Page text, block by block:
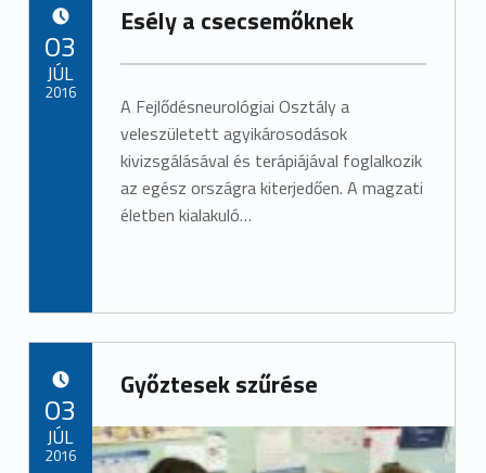
Esély a csecsemőknek
A Fejlődésneurológiai Osztály a
veleszületett agyikárosodások
kivizsgálásával és terápiájával foglalkozik
az egész országra kiterjedően. A magzati
életben kialakuló…
03
JÚL
2016
Győztesek szűrése
03
JÚL
2016